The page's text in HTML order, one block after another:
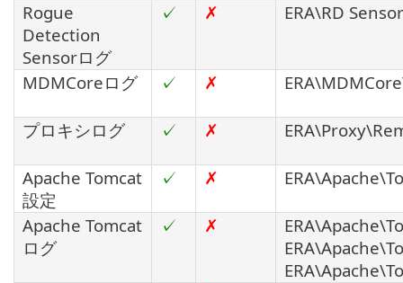
Rogue
Detection
Sensorログ
✓ ✗ ERA\RD
MDMCoreログ ✓ ✗
プロキシログ ✓ ✗
Apache Tomcat
設定
✓ ✗
Apache Tomcat
ログ
✓ ✗